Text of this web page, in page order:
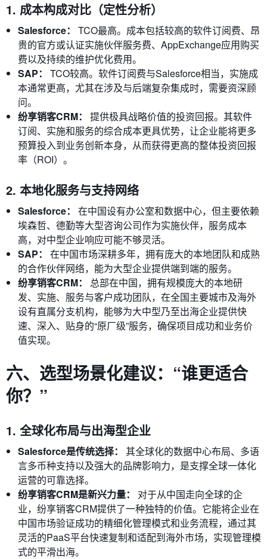
1. 成本构成对比（定性分析）
Salesforce：
TCO最高。成本包括较高的软件订阅费、昂
贵的官方或认证实施伙伴服务费、AppExchange应用购买
费以及持续的维护优化费用。
SAP：
TCO较高。软件订阅费与Salesforce相当，实施成
本通常更高，尤其在涉及与后端复杂集成时，需要资深顾
问。
纷享销客CRM：
提供极具战略价值的投资回报。其软件
订阅、实施和服务的综合成本更具优势，让企业能将更多
预算投入到业务创新本身，从而获得更高的整体投资回报
率（ROI）。
2. 本地化服务与支持网络
Salesforce：
在中国设有办公室和数据中心，但主要依赖
埃森哲、德勤等大型咨询公司作为实施伙伴，服务成本
高，对中型企业响应可能不够灵活。
SAP：
在中国市场深耕多年，拥有庞大的本地团队和成熟
的合作伙伴网络，能为大型企业提供端到端的服务。
纷享销客CRM：
总部在中国，拥有规模庞大的本地研
发、实施、服务与客户成功团队，在全国主要城市及海外
设有直属分支机构，能够为大中型乃至出海企业提供快
速、深入、贴身的“原厂级”服务，确保项目成功和业务价
值实现。
六、选型场景化建议：“谁更适合
你？”
1. 全球化布局与出海型企业
Salesforce是传统选择：
其全球化的数据中心布局、多语
言多币种支持以及强大的品牌影响力，是支撑全球一体化
运营的可靠选择。
纷享销客CRM是新兴力量：
对于从中国走向全球的企
业，纷享销客CRM提供了一种独特的价值。它能将企业在
中国市场验证成功的精细化管理模式和业务流程，通过其
灵活的PaaS平台快速复制和适配到海外市场，实现管理模
式的平滑出海。